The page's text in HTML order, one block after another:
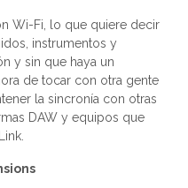
Wi-Fi, lo que quiere decir
instrumentos y
y sin que haya un
de tocar con otra gente
la sincronía con otras
DAW y equipos que